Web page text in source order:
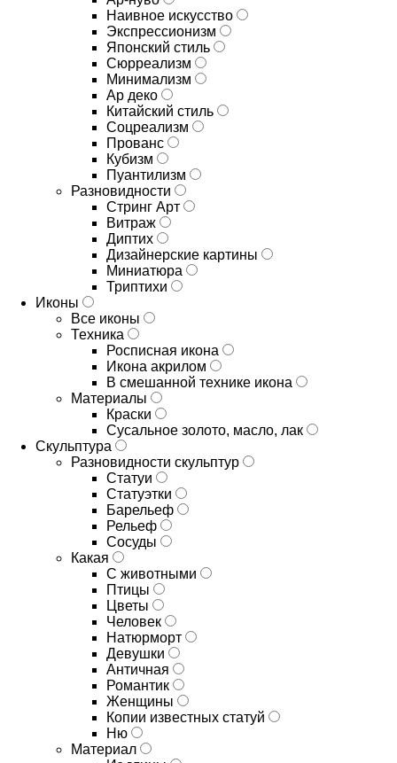
Наивное искусство
Экспрессионизм
Японский стиль
Сюрреализм
Минимализм
Ар деко
Китайский стиль
Соцреализм
Прованс
Кубизм
Пуантилизм
Разновидности
Стринг Арт
Витраж
Диптих
Дизайнерские картины
Миниатюра
Триптихи
Иконы
Все иконы
Техника
Росписная икона
Икона акрилом
В смешанной технике икона
Материалы
Краски
Сусальное золото, масло, лак
Скульптура
Разновидности скульптур
Статуи
Статуэтки
Барельеф
Рельеф
Сосуды
Какая
С животными
Птицы
Цветы
Человек
Натюрморт
Девушки
Античная
Романтик
Женщины
Копии известных статуй
Ню
Материал